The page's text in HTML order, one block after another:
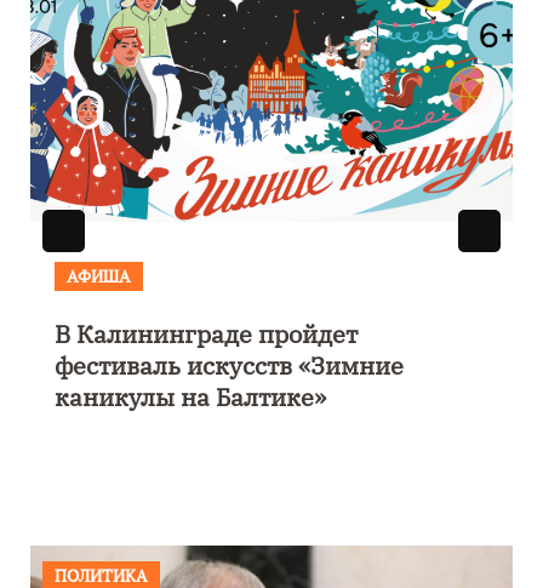
АФИША
В Калининграде пройдет
фестиваль искусств «Зимние
каникулы на Балтике»
ПОЛИТИКА